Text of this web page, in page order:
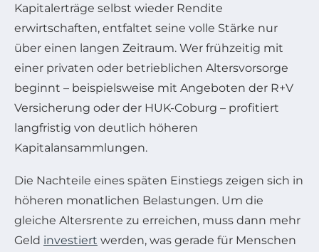
Kapitalerträge selbst wieder Rendite
erwirtschaften, entfaltet seine volle Stärke nur
über einen langen Zeitraum. Wer frühzeitig mit
einer privaten oder betrieblichen Altersvorsorge
beginnt – beispielsweise mit Angeboten der R+V
Versicherung oder der HUK-Coburg – profitiert
langfristig von deutlich höheren
Kapitalansammlungen.
Die Nachteile eines späten Einstiegs zeigen sich in
höheren monatlichen Belastungen. Um die
gleiche Altersrente zu erreichen, muss dann mehr
Geld investiert werden, was gerade für Menschen